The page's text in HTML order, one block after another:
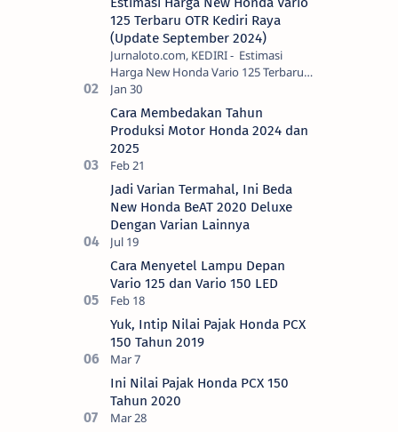
125 Terbaru OTR Kediri Raya
(Update September 2024)
Jurnaloto.com, KEDIRI - Estimasi
Harga New Honda Vario 125 Terbaru
OTR Kediri Raya (Update September
2024) Brosis sekalian, PT Astra Honda
Motor (AH…
Cara Membedakan Tahun
Produksi Motor Honda 2024 dan
2025
Jadi Varian Termahal, Ini Beda
New Honda BeAT 2020 Deluxe
Dengan Varian Lainnya
Cara Menyetel Lampu Depan
Vario 125 dan Vario 150 LED
Yuk, Intip Nilai Pajak Honda PCX
150 Tahun 2019
Ini Nilai Pajak Honda PCX 150
Tahun 2020